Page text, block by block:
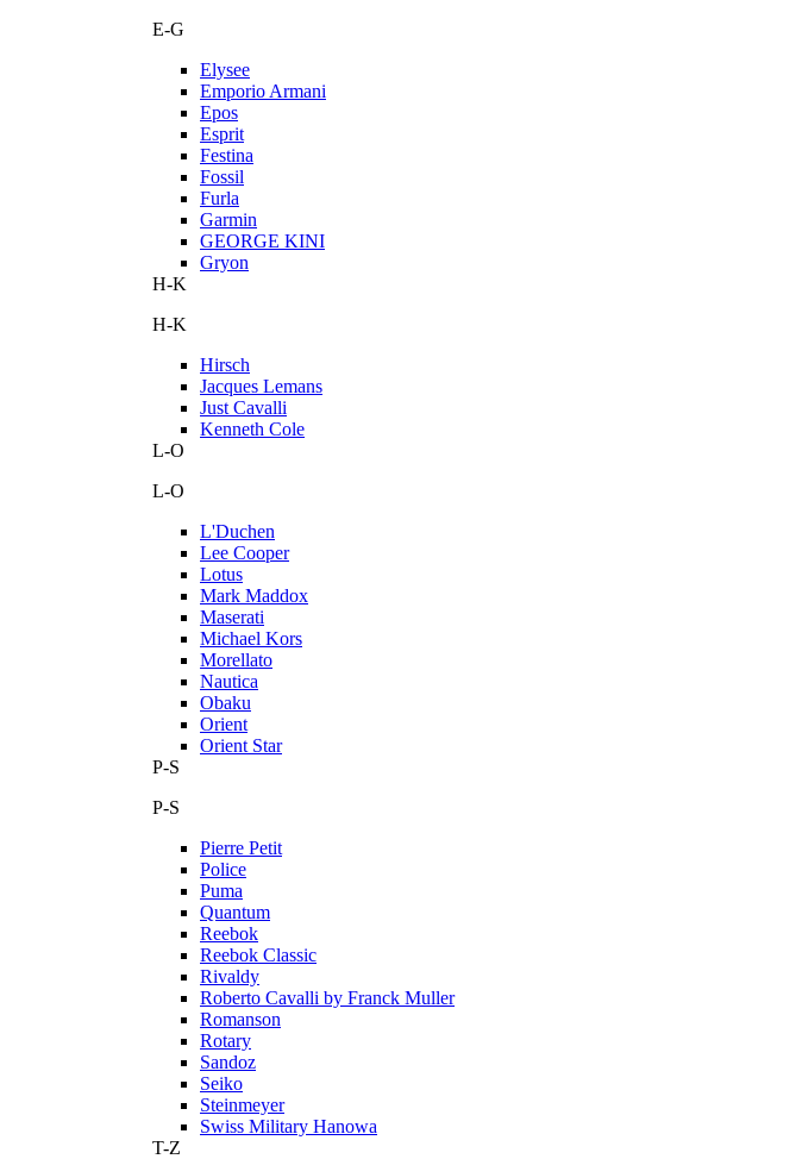
E-G
Elysee
Emporio Armani
Epos
Esprit
Festina
Fossil
Furla
Garmin
GEORGE KINI
Gryon
H-K
H-K
Hirsch
Jacques Lemans
Just Cavalli
Kenneth Cole
L-O
L-O
L'Duchen
Lee Cooper
Lotus
Mark Maddox
Maserati
Michael Kors
Morellato
Nautica
Obaku
Orient
Orient Star
P-S
P-S
Pierre Petit
Police
Puma
Quantum
Reebok
Reebok Classic
Rivaldy
Roberto Cavalli by Franck Muller
Romanson
Rotary
Sandoz
Seiko
Steinmeyer
Swiss Military Hanowa
T-Z